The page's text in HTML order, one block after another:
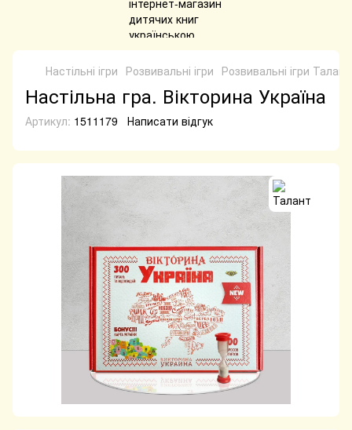
Настільні ігри Розвивальні ігри Розвивальні ігри Талант
Настільна гра. Вікторина Україна
Артикул: 1511179 Написати відгук